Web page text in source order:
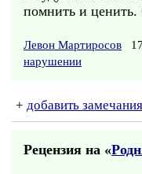
помнить и
Левон Мартиросов
нарушении
+ добавить замечания
Рецензия на «